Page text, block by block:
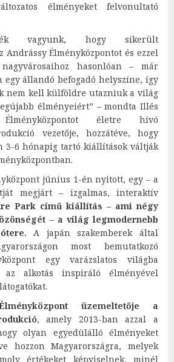
élményeket felvonultató
vagyunk, hogy sikerült
Andrássy Élményközpontot és ezzel
hasonlóan – már
egy állandó befogadó helyszíne, így
nem kell külföldre utazniuk a világ
élményeiért” – mondta Illés
életre hívó
vezetője, hozzátéve, hogy
3-6 hónapig tartó kiállítások váltják
június 1-én nyitott, egy – a
megjárt – izgalmas, interaktív
Park című kiállítás – ami négy
– a világ legmodernebb
A japán szakemberek által
most bemutatkozó
egy varázslatos világba
alkotás inspiráló élményével
üzemeltetője a
, amely 2013-ban azzal a
olyan egyedülálló élményeket
hozzon Magyarországra, melyek
értékeket képviselnek, minél